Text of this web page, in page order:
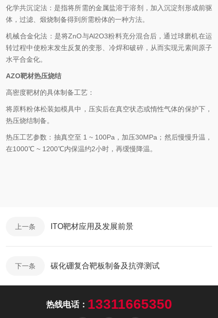
化学共沉淀法：是指将所需的金属盐溶于溶剂，加入沉淀剂形成前驱
体，过滤、煅烧制备得到所需粉体的一种方法。
机械合金化法：是将ZnO与Al2O3粉料充分混合后，通过球磨机在运
转过程中使粉末发生反复的变形、冷焊和破碎，从而实现元素间原子
水平合金化。
AZO靶材热压烧结
高密度靶材的具体制备工艺：
将原料粉体松装如模具中，压实后在真空状态或惰性气体的保护下，
热压烧结制备。
热压工艺参数：抽真空至 1 ~ 100Pa，加压30MPa；然后慢慢升温，
在1000℃ ~ 1200℃内保温约2小时，再缓慢降温。
上一条 ITO靶材应用及发展前景
下一条 碳化硼复合靶板制备及抗弹测试
热线电话： 13311665350